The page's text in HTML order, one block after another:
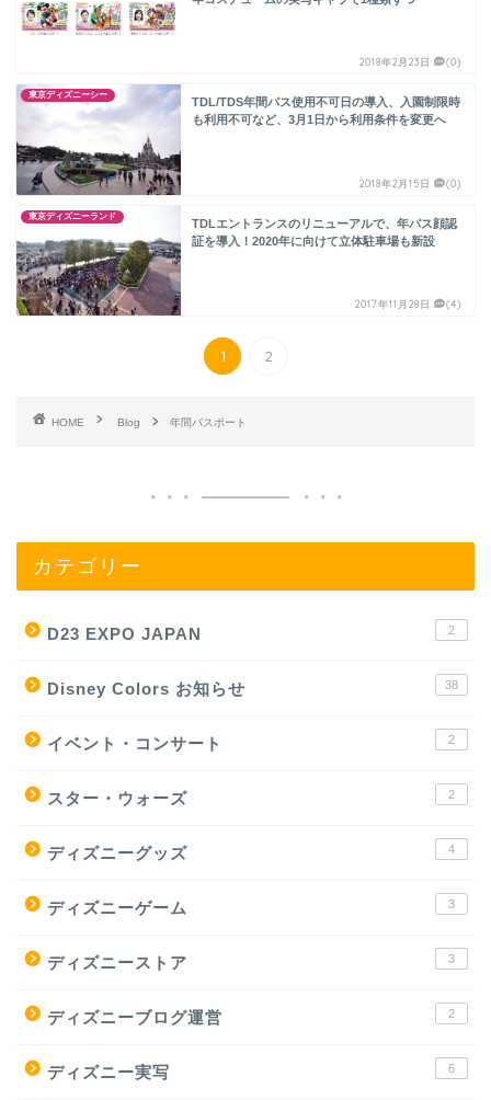
2018年2月23日 (0)
東京ディズニーシー
TDL/TDS年間パス使用不可日の導入、入園制限時
も利用不可など、3月1日から利用条件を変更へ
2018年2月15日 (0)
東京ディズニーランド
TDLエントランスのリニューアルで、年パス顔認
証を導入！2020年に向けて立体駐車場も新設
2017年11月28日 (4)
1 2
HOME Blog 年間パスポート
カテゴリー
D23 EXPO JAPAN 2
Disney Colors お知らせ 38
イベント・コンサート 2
スター・ウォーズ 2
ディズニーグッズ 4
ディズニーゲーム 3
ディズニーストア 3
ディズニーブログ運営 2
ディズニー実写 6